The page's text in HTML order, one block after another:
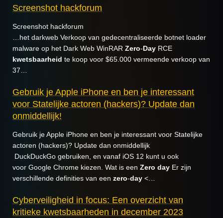
Screenshot hackforum
Screenshot hackforum
…het darkweb Verkoop van gedecentraliseerde botnet loader
malware op het Dark Web WinRAR Zero-Day RCE
kwetsbaarheid te koop voor $65.000 vermeende verkoop van
37…
Gebruik je Apple iPhone en ben je interessant
voor Statelijke actoren (hackers)? Update dan
onmiddellijk!
Gebruik je Apple iPhone en ben je interessant voor Statelijke
actoren (hackers)? Update dan onmiddellijk
DuckDuckGo gebruiken, en vanaf iOS 12 kunt u ook
voor Google Chrome kiezen. Wat is een Zero day Er zijn
verschillende definities van een zero-day <…
Cyberveiligheid in focus: Een overzicht van
kritieke kwetsbaarheden in december 2023